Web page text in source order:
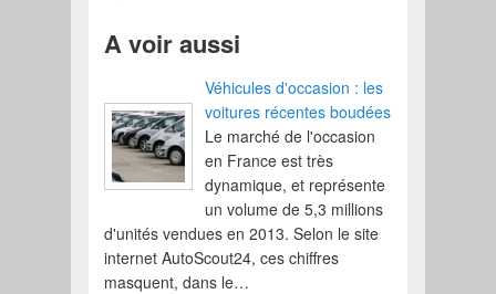
A voir aussi
Véhicules d'occasion : les
voitures récentes boudées
Le marché de l'occasion
en France est très
dynamique, et représente
un volume de 5,3 millions
d'unités vendues en 2013. Selon le site
internet AutoScout24, ces chiffres
masquent, dans le…